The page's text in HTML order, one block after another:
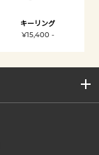
キーリング
¥15,400 -